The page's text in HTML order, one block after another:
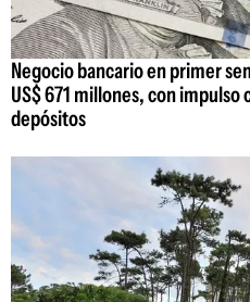
Negocio bancario en primer
US$ 671 millones, con
depósitos